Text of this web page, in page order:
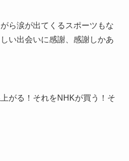
ら涙が出てくるスポーツもな
い出会いに感謝、感謝しかあ
がる！それをNHKが買う！そ